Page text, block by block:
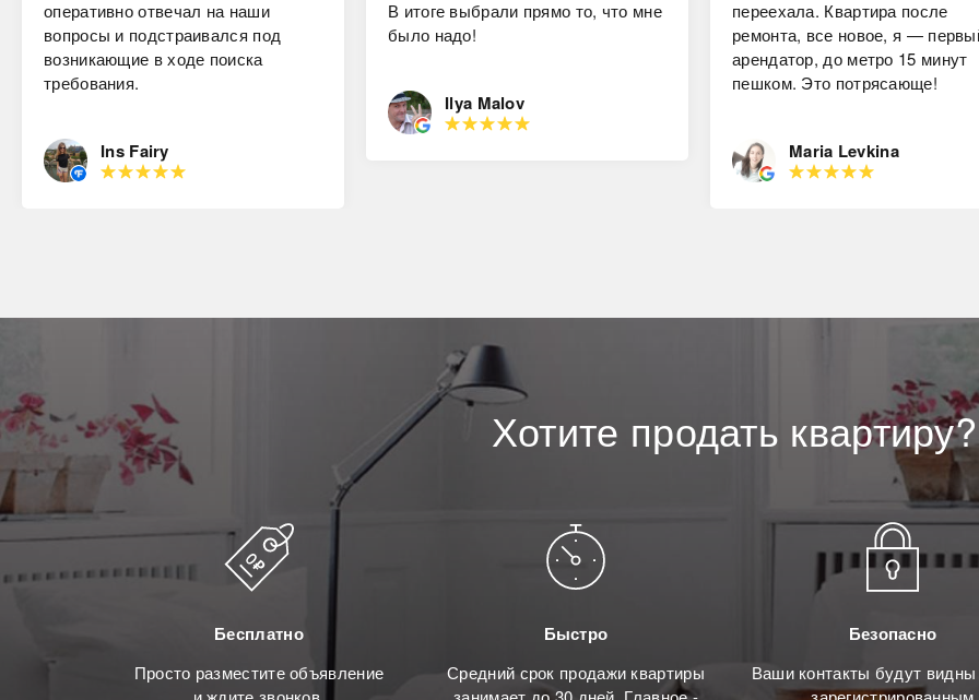
оперативно отвечал на наши
вопросы и подстраивался под
возникающие в ходе поиска
требования.
Ins Fairy
В итоге выбрали прямо то, что мне
было надо!
Ilya Malov
переехала. Квартира после
ремонта, все новое, я —
арендатор, до метро 15 минут
пешком. Это потрясающе!
Maria Levkina
Хотите продать квартиру?
Бесплатно
Просто разместите объявление
Быстро
Средний срок продажи квартиры
Безопасно
Ваши контакты будут видны